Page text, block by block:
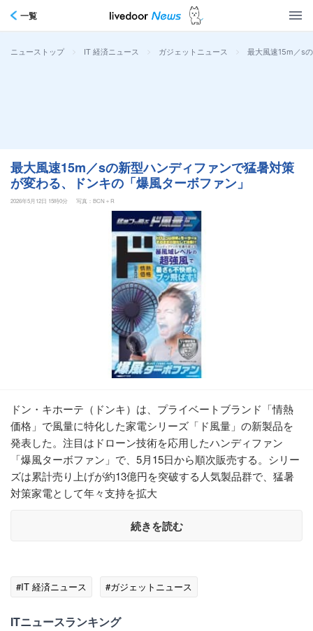
一覧
ニューストップ > IT 経済ニュース > ガジェットニュース > 最大風速15m／s
最大風速15m／sの新型ハンディファンで猛暑対策
が変わる、ドンキの「爆風ターボファン」
2026年5月12日 15時0分 写真：BCN＋R
ドン・キホーテ（ドンキ）は、プライベートブランド「情熱
価格」で風量に特化した家電シリーズ「ド風量」の新製品を
発表した。注目はドローン技術を応用したハンディファン
「爆風ターボファン」で、5月15日から順次販売する。シリー
ズは累計売り上げが約13億円を突破する人気製品群で、猛暑
対策家電として年々支持を拡大
続きを読む
#IT 経済ニュース #ガジェットニュース
ITニュースランキング